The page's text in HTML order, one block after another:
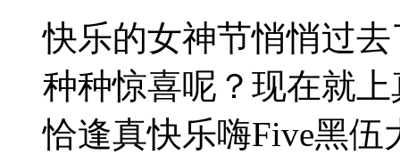
快乐的女神节悄悄过
种种惊喜呢？现在
恰逢真快乐嗨Five黑伍